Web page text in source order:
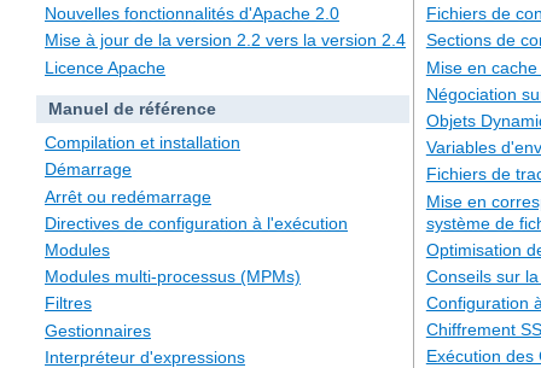
Nouvelles fonctionnalités d'Apache 2.0
Mise à jour de la version 2.2 vers la version 2.4
Licence Apache
Manuel de référence
Compilation et installation
Démarrage
Arrêt ou redémarrage
Directives de configuration à l'exécution
Modules
Modules multi-processus (MPMs)
Filtres
Gestionnaires
Interpréteur d'expressions
Fichiers de
Sections de
Mise en
Négociation
Objets
Variables
Fichiers de
Mise en
système de
Optimisation
Conseils sur
Configuration
Chiffrement
Exécution des